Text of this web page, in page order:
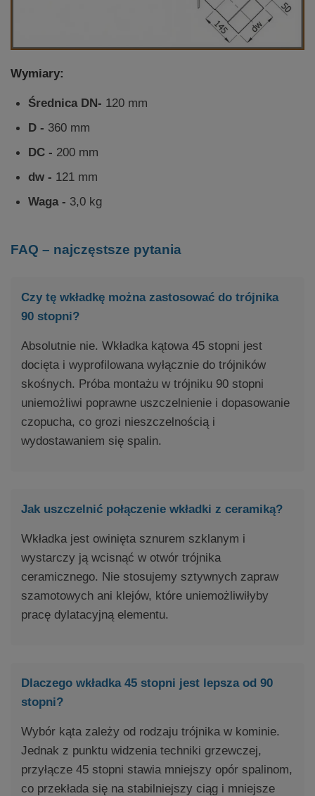
Wymiary:
Średnica DN- 120 mm
D - 360 mm
DC - 200 mm
dw - 121 mm
Waga - 3,0 kg
FAQ – najczęstsze pytania
Czy tę wkładkę można zastosować do trójnika
90 stopni?
Absolutnie nie. Wkładka kątowa 45 stopni jest
docięta i wyprofilowana wyłącznie do trójników
skośnych. Próba montażu w trójniku 90 stopni
uniemożliwi poprawne uszczelnienie i dopasowanie
czopucha, co grozi nieszczelnością i
wydostawaniem się spalin.
Jak uszczelnić połączenie wkładki z ceramiką?
Wkładka jest owinięta sznurem szklanym i
wystarczy ją wcisnąć w otwór trójnika
ceramicznego. Nie stosujemy sztywnych zapraw
szamotowych ani klejów, które uniemożliwiłyby
pracę dylatacyjną elementu.
Dlaczego wkładka 45 stopni jest lepsza od 90
stopni?
Wybór kąta zależy od rodzaju trójnika w kominie.
Jednak z punktu widzenia techniki grzewczej,
przyłącze 45 stopni stawia mniejszy opór spalinom,
co przekłada się na stabilniejszy ciąg i mniejsze